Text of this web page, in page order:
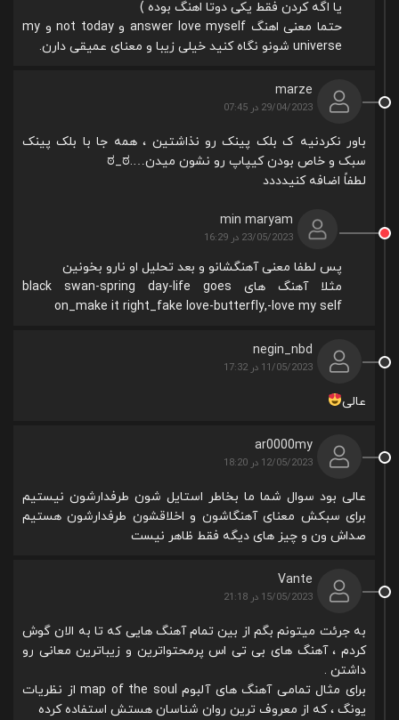
یا اگه کردن فقط یکی دوتا اهنگ بوده )
حتما معنی اهنگ answer love myself و not today و my
universe شونو نگاه کنید خیلی زیبا و معنای عمیقی دارن.
marze
29/04/2023 در 07:45
باور نکردنیه ک بلک پینک رو نذاشتین ، همه جا با بلک پینک
سبک و خاص بودن کیپاپ رو نشون میدن….⁦ಠ⁠_⁠ಠ⁩
لطفاً اضافه کنیدددد
min maryam
23/05/2023 در 16:29
پس لطفا معنی آهنگشانو و بعد تحلیل او نارو بخونین
مثلا آهنگ های black swan-spring day-life goes
on_make it right_fake love-butterfly,-love my self
negin_nbd
11/05/2023 در 17:32
عالی
ar0000my
12/05/2023 در 18:20
عالی بود سوال شما ما بخاطر استایل شون طرفدارشون نیستیم
برای سبکش معنای آهنگاشون و اخلاقشون طرفدارشون هستیم
صداش ون و چیز های دیگه فقط ظاهر نیست
Vante
15/05/2023 در 21:18
به جرئت میتونم بگم از بین تمام آهنگ هایی که تا به الان گوش
کردم ، آهنگ های بی تی اس پرمحتواترین و زیباترین معانی رو
داشتن .
برای مثال تمامی آهنگ های آلبوم map of the soul از نظریات
یونگ ، که از معروف ترین روان شناسان هستش استفاده کرده